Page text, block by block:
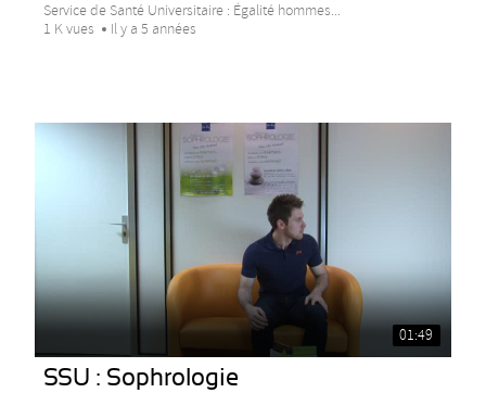
Service de Santé Universitaire : Égalité hommes...
1 K vues
Il y a 5 années
01:49
SSU : Sophrologie